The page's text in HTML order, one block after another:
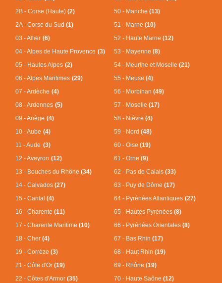
2B - Corse (Haute)(2)
2A - Corse du Sud(1)
03 - Allier(6)
04 - Alpes de Haute Provence(3)
05 - Hautes Alpes(2)
06 - Alpes Maritimes(29)
07 - Ardèche(4)
08 - Ardennes(5)
09 - Ariège(4)
10 - Aube(4)
11 - Aude(3)
12 - Aveyron(12)
13 - Bouches du Rhône(34)
14 - Calvados(27)
15 - Cantal(4)
16 - Charente(11)
17 - Charente Maritime(10)
18 - Cher(4)
19 - Corrèze(3)
21 - Côte d'Or(19)
22 - Côtes d'Armor(35)
50 - Manche (13)
51 - Marne (10)
52 - Haute Marne (12)
53 - Mayenne (8)
54 - Meurthe et Moselle (21)
55 - Meuse (4)
56 - Morbihan (49)
57 - Moselle (17)
58 - Nièvre (4)
59 - Nord (48)
60 - Oise (19)
61 - Orne (9)
62 - Pas de Calais (33)
63 - Puy de Dôme (17)
64 - Pyrénées Atlantiques (27)
65 - Hautes Pyrénées (8)
66 - Pyrénées Orientales (8)
67 - Bas Rhin (17)
68 - Haut Rhin (19)
69 - Rhône (19)
70 - Haute Saône (12)